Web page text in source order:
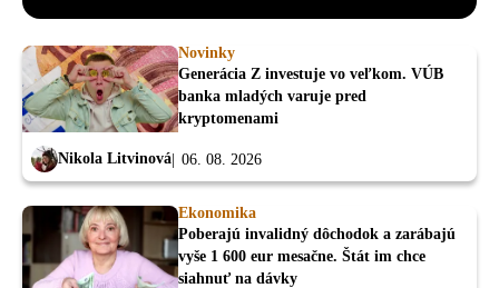
Novinky
Generácia Z investuje vo veľkom. VÚB
banka mladých varuje pred
kryptomenami
Nikola Litvinová 06. 08. 2026
Ekonomika
Poberajú invalidný dôchodok a zarábajú
vyše 1 600 eur mesačne. Štát im chce
siahnuť na dávky